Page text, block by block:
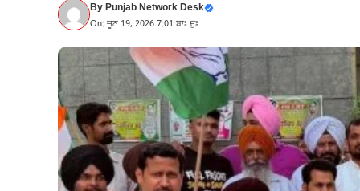
ByPunjab Network Desk
On: ਜੂਨ 19, 2026 7:01 ਬਾਃ ਦੁਃ